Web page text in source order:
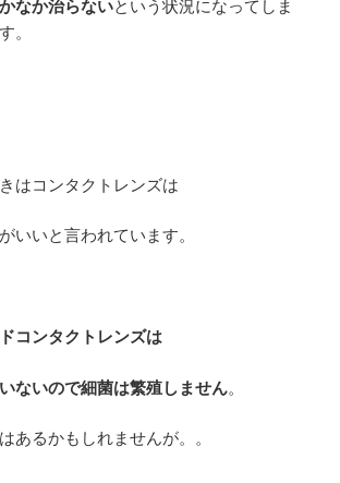
なか治らないという状況になってしま
。
はコンタクトレンズは
いいと言われています。
コンタクトレンズは
ないので細菌は繁殖しません。
あるかもしれませんが。。